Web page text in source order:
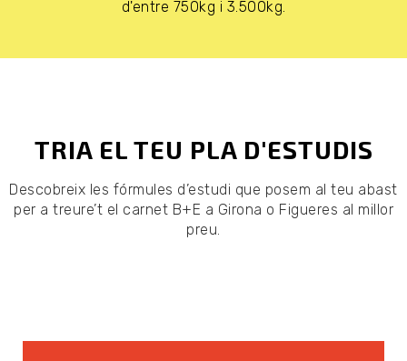
d'entre 750kg i 3.500kg.
TRIA EL TEU PLA D'ESTUDIS
Descobreix les fórmules d’estudi que posem al teu abast
per a treure’t el carnet B+E a Girona o Figueres al millor
preu.